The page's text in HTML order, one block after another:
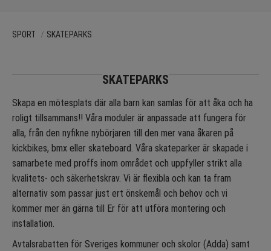
SPORT SKATEPARKS
SKATEPARKS
Skapa en mötesplats där alla barn kan samlas för att åka och ha
roligt tillsammans!! Våra moduler är anpassade att fungera för
alla, från den nyfikne nybörjaren till den mer vana åkaren på
kickbikes, bmx eller skateboard. Våra skateparker är skapade i
samarbete med proffs inom området och uppfyller strikt alla
kvalitets- och säkerhetskrav. Vi är flexibla och kan ta fram
alternativ som passar just ert önskemål och behov och vi
kommer mer än gärna till Er för att utföra montering och
installation.
Avtalsrabatten för Sveriges kommuner och skolor (Adda) samt